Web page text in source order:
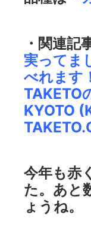
・関連記
実ってま
べれます
TAKETO
KYOTO
今年も赤
た。あと
ょうね。